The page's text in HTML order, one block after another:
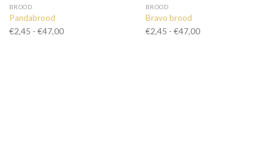
BROOD
Pandabrood
€2,45 - €47,00Prijsklasse:
BROOD
Bravo brood
€2,45 - €47,00Prijsklasse: